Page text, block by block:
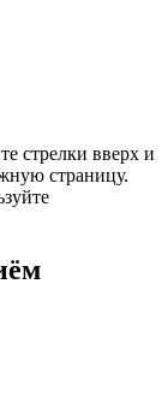
стрелки вверх и
страницу.